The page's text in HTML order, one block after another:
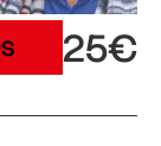
25€